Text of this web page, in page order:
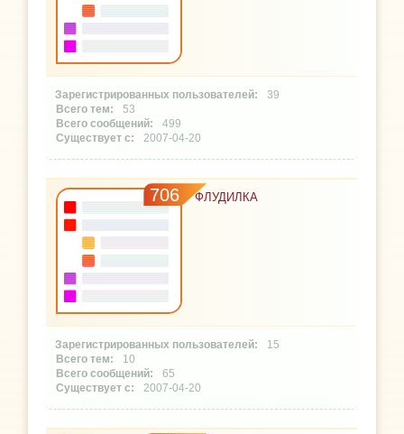
39
53
499
2007-04-20
706 ФЛУДИЛКА
15
10
65
2007-04-20